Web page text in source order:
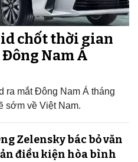
chốt thời gian
Nam Á
ra mắt Đông Nam Á tháng
sớm về Việt Nam.
Zelensky bác bỏ văn
điều kiện hòa bình